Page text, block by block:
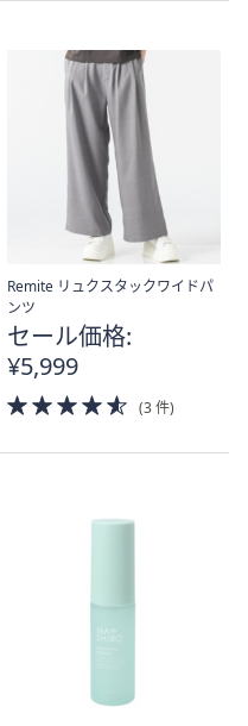
Remite リュクスタックワイドパ
ンツ
セール価格:
¥5,999
4.5
of
(3 件)